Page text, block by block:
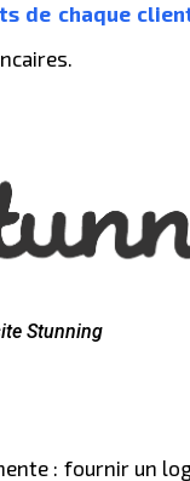
de chaque
Stunning
: fournir un